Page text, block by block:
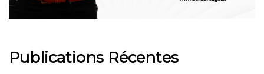
Publications Récentes